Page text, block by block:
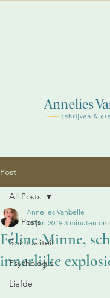
Post
All Posts
Spiritualiteit
Psychologie
Liefde
All Posts
Féline Minne,
innerlijke
Annelies Vanbelle
17 jun 2019 3 minuten